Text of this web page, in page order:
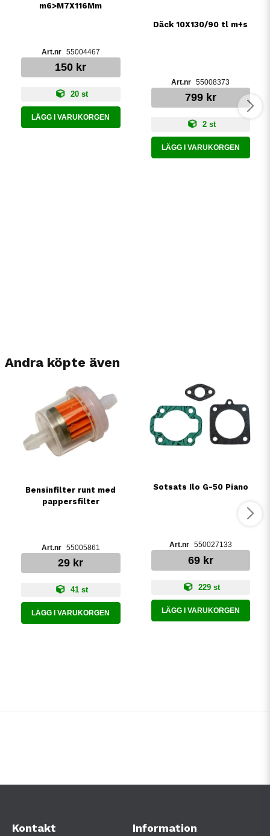
m6>M7X116Mm
55004467
150 kr
20 st
LÄGG I VARUKORGEN
Däck 10X130/90 tl m+s
55008373
799 kr
2 st
LÄGG I VARUKORGEN
Andra köpte även
Bensinfilter runt med
pappersfilter
55005861
29 kr
41 st
LÄGG I VARUKORGEN
Sotsats Ilo G-50 Piano
550027133
69 kr
229 st
LÄGG I VARUKORGEN
Kontakt Information